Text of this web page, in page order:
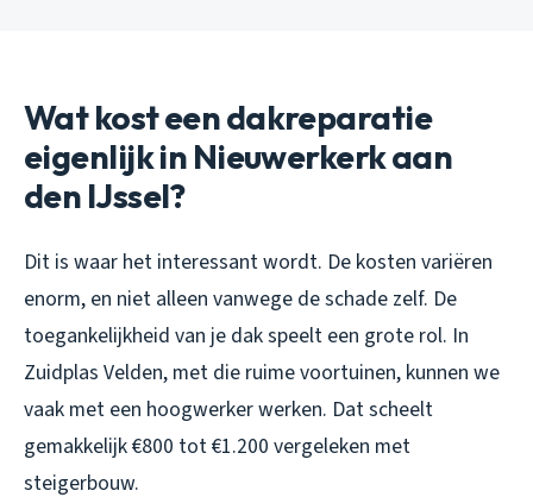
Wat kost een dakreparatie
eigenlijk in Nieuwerkerk aan
den IJssel?
Dit is waar het interessant wordt. De kosten variëren
enorm, en niet alleen vanwege de schade zelf. De
toegankelijkheid van je dak speelt een grote rol. In
Zuidplas Velden, met die ruime voortuinen, kunnen we
vaak met een hoogwerker werken. Dat scheelt
gemakkelijk €800 tot €1.200 vergeleken met
steigerbouw.